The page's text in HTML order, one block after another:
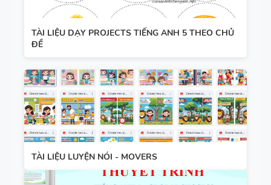
TÀI LIỆU DẠY PROJECTS TIẾNG ANH 5 THEO CHỦ
ĐỀ
TÀI LIỆU LUYỆN NÓI - MOVERS